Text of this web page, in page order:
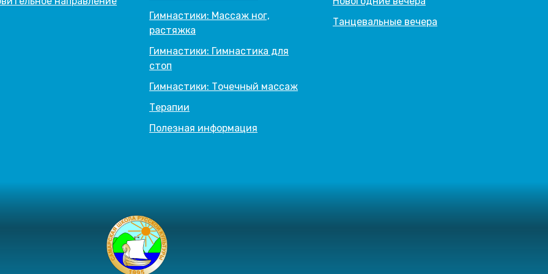
Гимнастики: Массаж ног,
растяжка
Гимнастики: Гимнастика для
стоп
Гимнастики: Точечный массаж
Терапии
Полезная информация
Танцевальные вечера